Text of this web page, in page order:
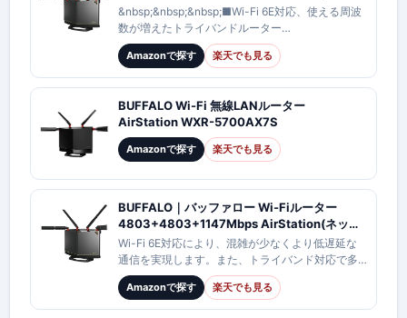
トライバンド対応 Wi-Fiルーター AirStation
WAN、LANx1 10Gbps対応 WXR11000XE12
&nbsp;&nbsp;&nbsp;■Wi-Fi 6E対応、使える周波
数が増えたトライバンドルーター
6GHz/5GHz/2.4GHzの3つの周波数帯に対応
■6GHz/5GHzにお…
Amazonで探す 楽天でも見る
BUFFALO Wi-Fi 無線LANルーター
AirStation WXR-5700AX7S
Amazonで探す 楽天でも見る
BUFFALO｜バッファロー Wi-Fiルーター
4803+4803+1147Mbps AirStation(ネット
脅威ブロッカー2対応・フラッグシップモデル)
チタニウムグレー WXR-11000XE12 [Wi-Fi
6E(ax) /IPv6対応]【newlife_campaign_h】
Wi-Fi 6E対応により、混雑が少なくより低遅延な
通信を実現します。また、トライバンド対応で多
台数接続に強く、Wi-Fi alliance標準規格「Wi-Fi
EasyMesh（…
Amazonで探す 楽天でも見る